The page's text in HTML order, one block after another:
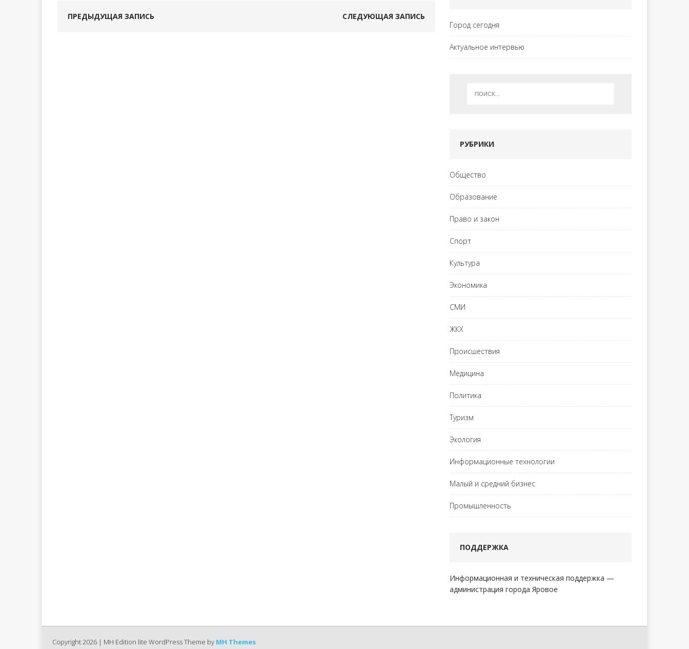
ПРЕДЫДУЩАЯ ЗАПИСЬ СЛЕДУЮЩАЯ ЗАПИСЬ
Город сегодня
Актуальное интервью
РУБРИКИ
Общество
Образование
Право и закон
Спорт
Культура
Экономика
СМИ
ЖКХ
Происшествия
Медицина
Политика
Туризм
Экология
Информационные технологии
Малый и средний бизнес
Промышленность
ПОДДЕРЖКА
Информационная и техническая поддержка —
администрация города Яровое
Copyright 2026 | MH Edition lite WordPress Theme by MH Themes